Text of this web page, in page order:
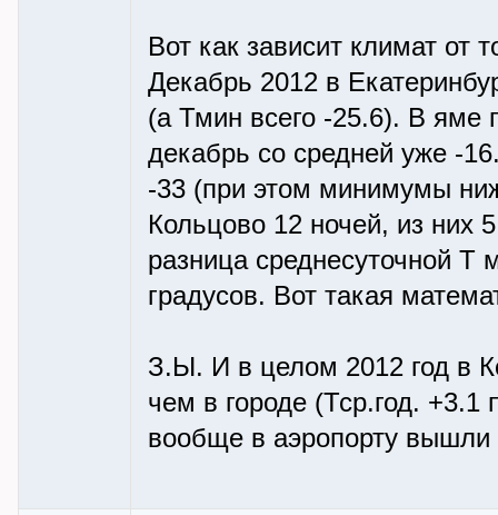
Вот как зависит климат от
Декабрь 2012 в
(а Тмин всего -25.6). В яме
декабрь со средней уже -
-33 (при этом минимумы
Кольцово 12 ночей, из них
разница среднесуточной Т
градусов. Вот такая
З.Ы. И в целом 2012 год в
чем в городе (Тср.год.
вообще в аэропорту